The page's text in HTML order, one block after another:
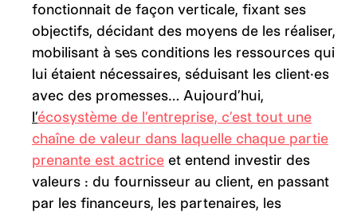
fonctionnait de façon verticale, fixant ses
objectifs, décidant des moyens de les réaliser,
mobilisant à ses conditions les ressources qui
lui étaient nécessaires, séduisant les client·es
avec des promesses… Aujourd’hui,
l’écosystème de l’entreprise, c’est tout une
chaîne de valeur dans laquelle chaque partie
prenante est actrice et entend investir des
valeurs : du fournisseur au client, en passant
par les financeurs, les partenaires, les